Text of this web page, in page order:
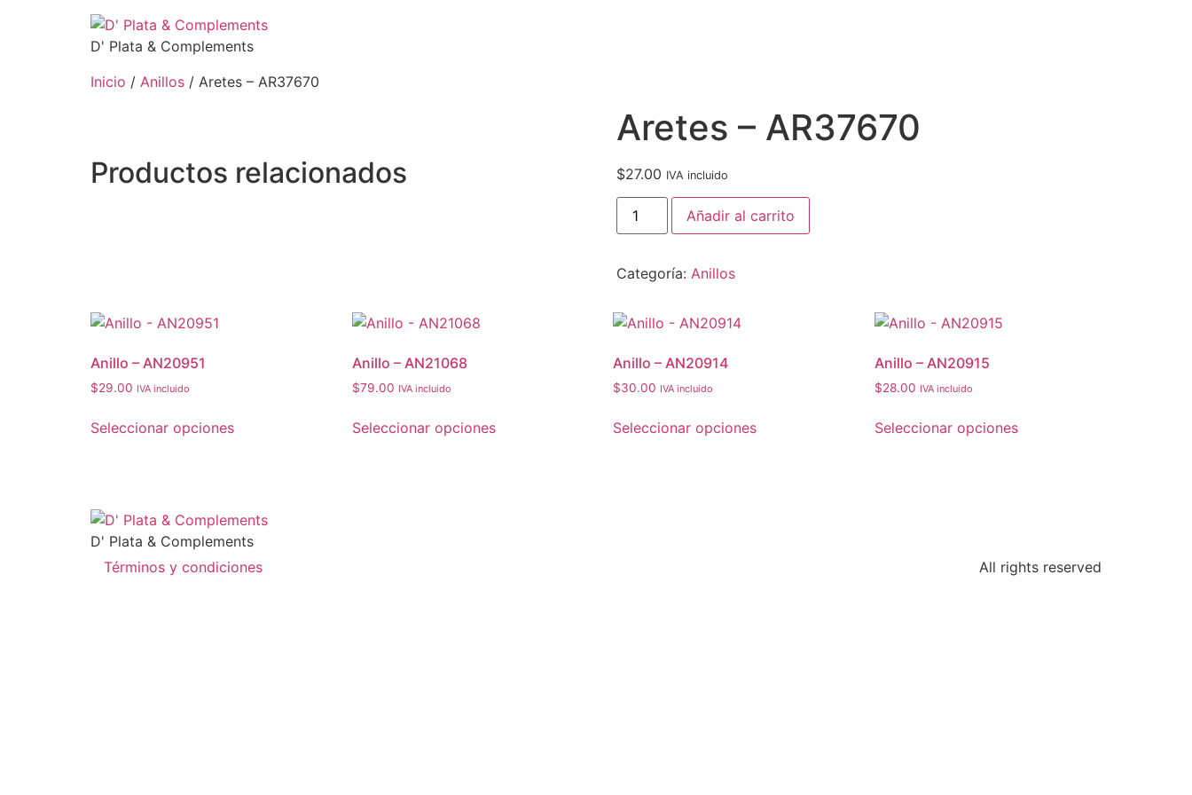
D' Plata & Complements
Inicio / Anillos / Aretes – AR37670
Aretes – AR37670
$27.00 IVA incluido
Añadir al carrito
Categoría: Anillos
Productos relacionados
Anillo – AN20951
$29.00 IVA incluido
Seleccionar opciones
Anillo – AN21068
$79.00 IVA incluido
Seleccionar opciones
Anillo – AN20914
$30.00 IVA incluido
Seleccionar opciones
Anillo – AN20915
$28.00 IVA incluido
Seleccionar opciones
D' Plata & Complements
Términos y condiciones
All rights reserved